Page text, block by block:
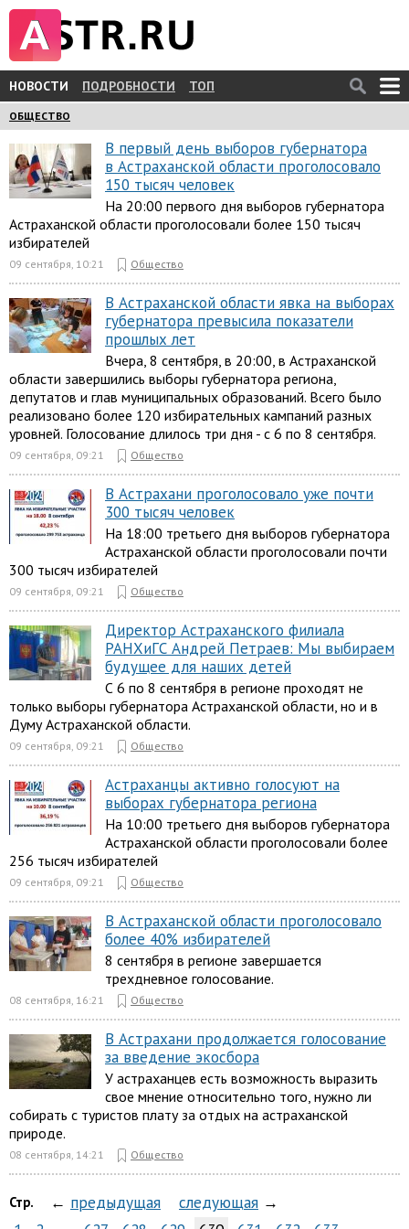
НОВОСТИ ПОДРОБНОСТИ ТОП
ОБЩЕСТВО
В первый день выборов губернатора
в Астраханской области проголосовало
150 тысяч человек
На 20:00 первого дня выборов губернатора
Астраханской области проголосовали более 150 тысяч
избирателей
09 сентября, 10:21 Общество
В Астраханской области явка на выборах
губернатора превысила показатели
прошлых лет
Вчера, 8 сентября, в 20:00, в Астраханской
области завершились выборы губернатора региона,
депутатов и глав муниципальных образований. Всего было
реализовано более 120 избирательных кампаний разных
уровней. Голосование длилось три дня - с 6 по 8 сентября.
09 сентября, 09:21 Общество
В Астрахани проголосовало уже почти
300 тысяч человек
На 18:00 третьего дня выборов губернатора
Астраханской области проголосовали почти
300 тысяч избирателей
09 сентября, 09:21 Общество
Директор Астраханского филиала
РАНХиГС Андрей Петраев: Мы выбираем
будущее для наших детей
С 6 по 8 сентября в регионе проходят не
только выборы губернатора Астраханской области, но и в
Думу Астраханской области.
09 сентября, 09:21 Общество
Астраханцы активно голосуют на
выборах губернатора региона
На 10:00 третьего дня выборов губернатора
Астраханской области проголосовали более
256 тысяч избирателей
09 сентября, 09:21 Общество
В Астраханской области проголосовало
более 40% избирателей
8 сентября в регионе завершается
трехдневное голосование.
08 сентября, 16:21 Общество
В Астрахани продолжается голосование
за введение экосбора
У астраханцев есть возможность выразить
свое мнение относительно того, нужно ли
собирать с туристов плату за отдых на астраханской
природе.
08 сентября, 14:21 Общество
Стр. ← предыдущая следующая →